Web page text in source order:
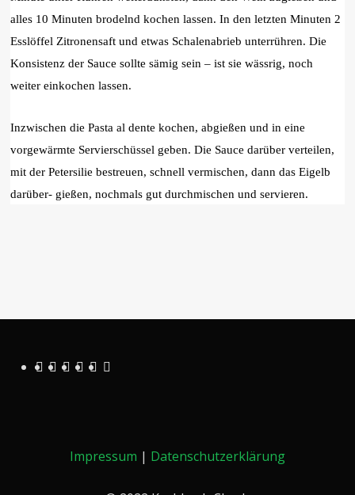
alles 10 Minuten brodelnd kochen lassen. In den letzten Minuten 2
Esslöffel Zitronensaft und etwas Schalenabrieb unterrühren. Die
Konsistenz der Sauce sollte sämig sein – ist sie wässrig, noch
weiter einkochen lassen.
Inzwischen die Pasta al dente kochen, abgießen und in eine
vorgewärmte Servierschüssel geben. Die Sauce darüber verteilen,
mit der Petersilie bestreuen, schnell vermischen, dann das Eigelb
darüber- gießen, nochmals gut durchmischen und servieren.
Impressum | Datenschutzerklärung